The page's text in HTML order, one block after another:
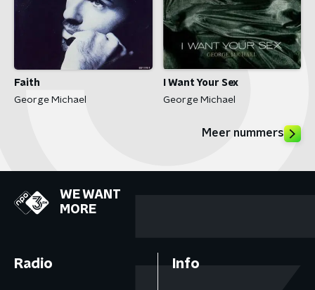
Faith
George Michael
I Want Your Sex
George Michael
Meer nummers
WE WANT
MORE
Radio Info